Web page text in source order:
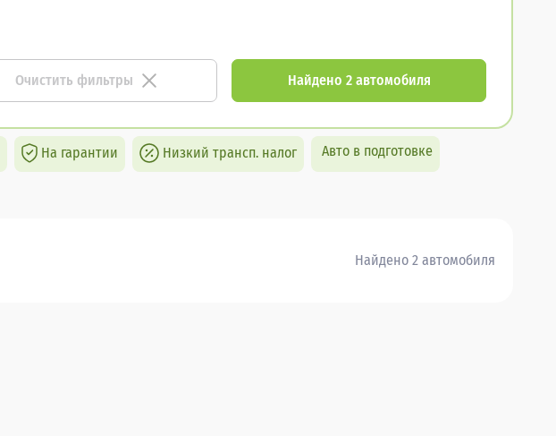
Очистить фильтры Найдено 2 автомобиля
На гарантии Низкий трансп. налог Авто в подготовке
Найдено 2 автомобиля